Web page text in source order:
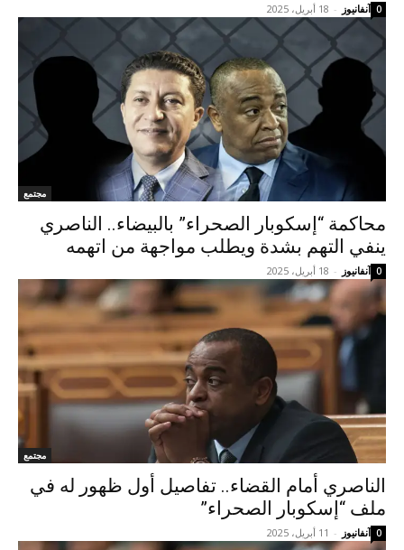
آنفانيوز - 18 أبريل، 2025 0
مجتمع
محاكمة “إسكوبار الصحراء” بالبيضاء.. الناصري
ينفي التهم بشدة ويطلب مواجهة من اتهمه
آنفانيوز - 18 أبريل، 2025 0
مجتمع
الناصري أمام القضاء.. تفاصيل أول ظهور له في
ملف “إسكوبار الصحراء”
آنفانيوز - 11 أبريل، 2025 0